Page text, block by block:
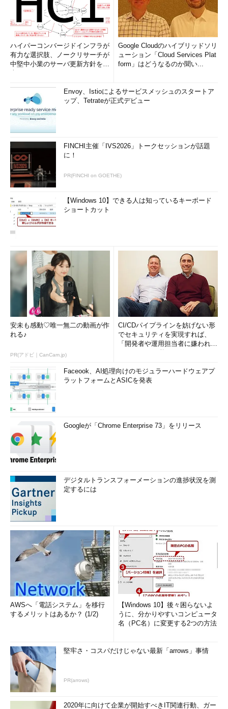
ハイパーコンバージドインフラが
有力な選択肢、ノークリサーチが
中堅中小業のサーバ更新方針を調
Google Cloudのハイブリッドソリ
ューション「Cloud Services Plat
form」はどうなるのか聞い...
Envoy、Istioによるサービスメッシュのスタートア
ップ、Tetrateが正式デビュー
FINCHI主催「IVS2026」トークセッションが話題
に！
PR(FINCHI on GOETHE)
【Windows 10】できる人は知っているキーボード
ショートカット
安未も感動♡唯一無二の動画が作
れる♪
PR(アドビ｜CanCam.jp)
CI/CDパイプラインを妨げない形
でセキュリティを実現すれば、
「開発者や運用担当者に嫌われな
Faceook、AI処理向けのモジュラーハードウェアプ
ラットフォームとASICを発表
Googleが「Chrome Enterprise 73」をリリース
デジタルトランスフォーメーションの進捗状況を測
定するには
AWSへ「電話システム」を移行
するメリットはあるか？ (1/2)
【Windows 10】後々困らないよ
うに、分かりやすいコンピュータ
名（PC名）に変更する2つの方法
堅牢さ・コスパだけじゃない最新「arrows」事情
PR(arrows)
2020年に向けて企業が開始すべきIT関連行動、ガー